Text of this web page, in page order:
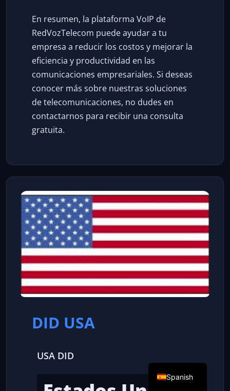
En resumen, la plataforma VoIP de
RedVozTelecom puede ayudar a tu
empresa a reducir los costos y mejorar la
eficiencia y productividad en las
comunicaciones empresariales. Si deseas
conocer más sobre nuestras soluciones
de telecomunicaciones, no dudes en
contactarnos para recibir una consulta
gratuita.
DID USA
USA DID
Spanish